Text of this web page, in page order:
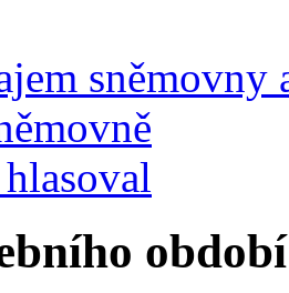
období